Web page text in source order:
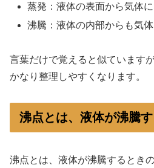
蒸発：液体の表面から気体
沸騰：液体の内部からも気
言葉だけで覚えると似ています
かなり整理しやすくなります。
沸点とは、液体が沸騰
沸点とは、液体が沸騰するときの